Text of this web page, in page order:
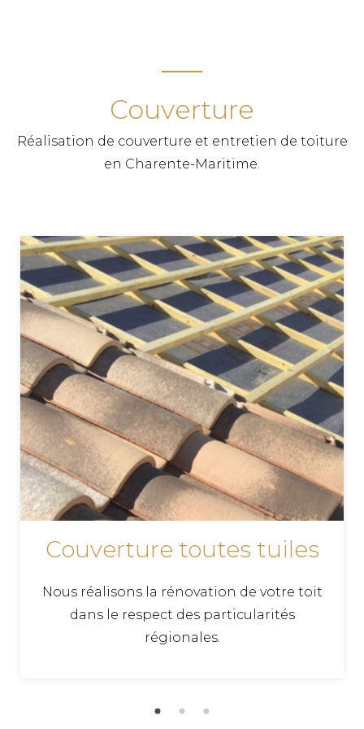
PLAQUISTE LES MATHES
TPG RENOVATION intervient sur l'ensemble du
département de la Charente-Maritime (17) pour
tous vos travaux de pose de plaques de plâtre,
RENOVATION LA ROCHELLE
TPG RENOVATION intervient sur l'ensemble du
département de la Charente-Maritime (17) pour
tous vos travaux de rénovation.
COUVERTURE SAINT PALAIS
SUR MER
TPG RENOVATION est spécialisé dans la réfection
de votre toiture, nous intervenons sur l'ensemble
du département de la Charente-Maritime (17)
pour vous conseiller et vous proposer les
meilleurs prix !
AUGUSTIN
TPG RENOVATION intervient sur l'ensemble du
département de la Charente-Maritime (17) pour
tous vos travaux de rénovation.
Couverture
Réalisation de couverture et entretien de toiture
en Charente-Maritime.
Couverture toutes tuiles
Nous réalisons la rénovation de votre toit
dans le respect des particularités
régionales.